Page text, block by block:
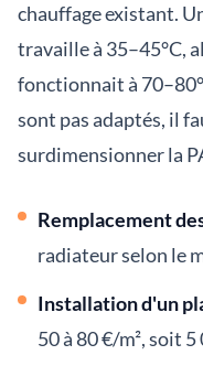
chauffage existant.
travaille à 35–45°C,
fonctionnait à
sont pas adaptés, il
surdimensionner la
Remplacement
radiateur selon le
Installation d'un
50 à 80 €/m², soit